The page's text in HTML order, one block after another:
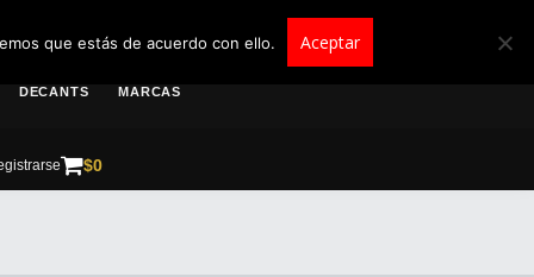
DECANTS MARCAS
$0
que estás de acuerdo con ello. Aceptar